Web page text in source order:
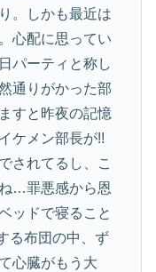
。しかも最近は
心配に思ってい
パーティと称し
通りがかった部
すと昨夜の記憶
ケメン部長が!!
されてるし、こ
…罪悪感から恩
ッドで寝ること
る布団の中、ず
心臓がもう大